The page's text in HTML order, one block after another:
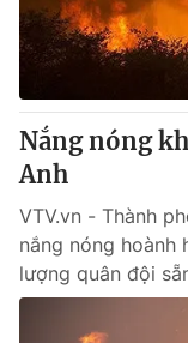
Nắng nóng
Anh
VTV.vn - Thành
nắng nóng hoành
lượng quân đội